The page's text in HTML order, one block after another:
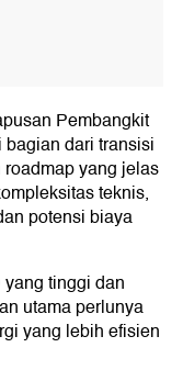
Pembangkit
dari transisi
yang jelas
teknis,
potensi biaya
tinggi dan
utama perlunya
yang lebih efisien